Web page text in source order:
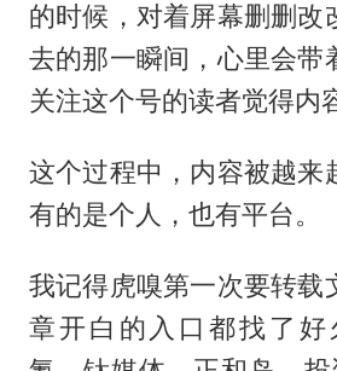
的时候，对着屏幕删删改
去的那一瞬间，心里会带
关注这个号的读者觉得内
这个过程中，内容被越来
有的是个人，也有平台。
我记得虎嗅第一次要转载
章开白的入口都找了